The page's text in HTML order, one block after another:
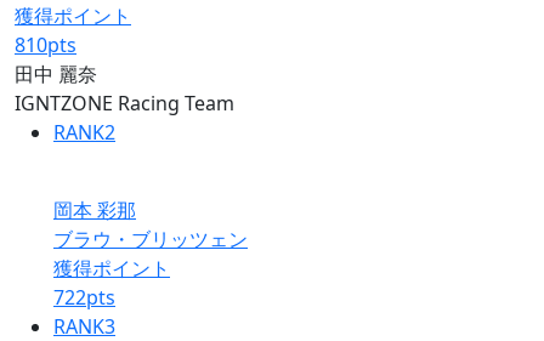
獲得ポイント
810pts
田中 麗奈
IGNTZONE Racing Team
RANK2
岡本 彩那
ブラウ・ブリッツェン
獲得ポイント
722pts
RANK3